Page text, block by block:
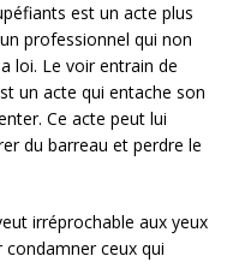
est un acte plus
professionnel qui non
loi. Le voir entrain de
un acte qui entache son
Ce acte peut lui
du barreau et perdre le
irréprochable aux yeux
condamner ceux qui